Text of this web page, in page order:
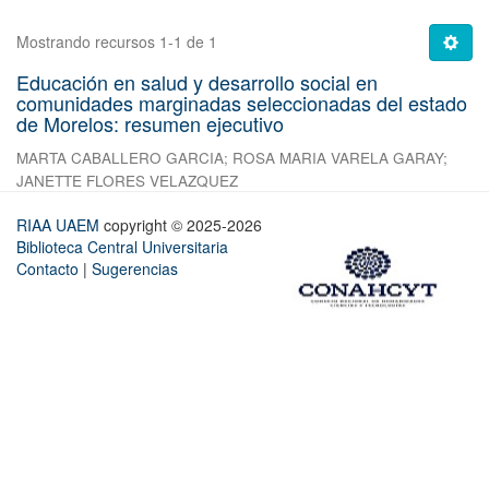
Mostrando recursos 1-1 de 1
Educación en salud y desarrollo social en
comunidades marginadas seleccionadas del estado
de Morelos: resumen ejecutivo
MARTA CABALLERO GARCIA; ROSA MARIA VARELA GARAY;
JANETTE FLORES VELAZQUEZ
RIAA UAEM copyright © 2025-2026
Biblioteca Central Universitaria
Contacto | Sugerencias